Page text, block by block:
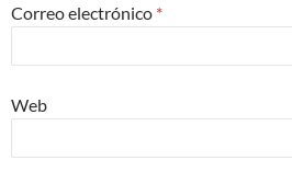
Correo electrónico *
Web